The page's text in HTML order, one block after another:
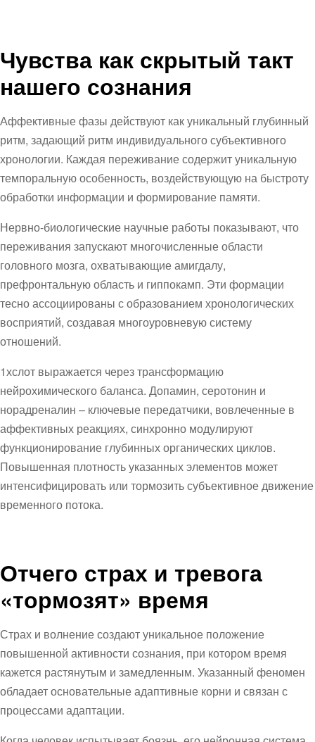
Чувства как скрытый такт
нашего сознания
Аффективные фазы действуют как уникальный глубинный
ритм, задающий ритм индивидуального субъективного
хронологии. Каждая переживание содержит уникальную
темпоральную особенность, воздействующую на быстроту
обработки информации и формирование памяти.
Нервно-биологические научные работы показывают, что
переживания запускают многочисленные области
головного мозга, охватывающие амигдалу,
префронтальную область и гиппокамп. Эти формации
тесно ассоциированы с образованием хронологических
восприятий, создавая многоуровневую систему
отношений.
1хслот выражается через трансформацию
нейрохимического баланса. Допамин, серотонин и
норадреналин – ключевые передатчики, вовлеченные в
аффективных реакциях, синхронно модулируют
функционирование глубинных органических циклов.
Повышенная плотность указанных элементов может
интенсифицировать или тормозить субъективное движение
временного потока.
Отчего страх и тревога
«тормозят» время
Страх и волнение создают уникальное положение
повышенной активности сознания, при котором время
кажется растянутым и замедленным. Указанный феномен
обладает основательные адаптивные корни и связан с
процессами адаптации.